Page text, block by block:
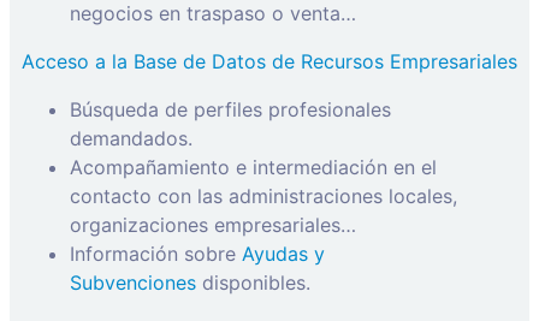
negocios en traspaso o venta…
Acceso a la Base de Datos de Recursos Empresariales
Búsqueda de perfiles profesionales
demandados.
Acompañamiento e intermediación en el
contacto con las administraciones locales,
organizaciones empresariales…
Información sobre Ayudas y
Subvenciones disponibles.